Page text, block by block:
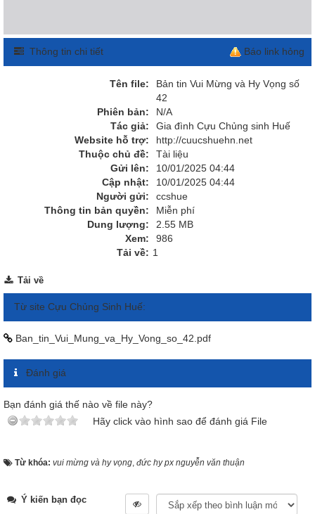
Báo link hỏng
Thông tin chi tiết
Tên file:
Bản tin Vui Mừng và Hy Vọng số
42
Phiên bản:
N/A
Tác giả:
Gia đình Cựu Chủng sinh Huế
Website hỗ trợ:
http://cuucshuehn.net
Thuộc chủ đề:
Tài liệu
Gửi lên:
10/01/2025 04:44
Cập nhật:
10/01/2025 04:44
Người gửi:
ccshue
Thông tin bản quyền:
Miễn phí
Dung lượng:
2.55 MB
Xem:
986
Tải về: 1
Tải về
Từ site Cựu Chủng Sinh Huế:
Ban_tin_Vui_Mung_va_Hy_Vong_so_42.pdf
Đánh giá
Bạn đánh giá thế nào về file này?
Hãy click vào hình sao để đánh giá File
Từ khóa: vui mừng và hy vọng, đức hy px nguyễn văn thuận
Ý kiến bạn đọc